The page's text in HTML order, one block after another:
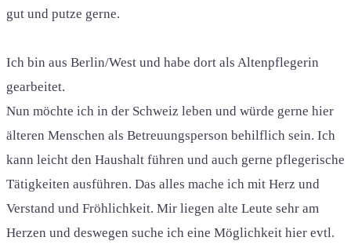
gut und putze gerne.
Ich bin aus Berlin/West und habe dort als Altenpflegerin
gearbeitet.
Nun möchte ich in der Schweiz leben und würde gerne hier
älteren Menschen als Betreuungsperson behilflich sein. Ich
kann leicht den Haushalt führen und auch gerne pflegerische
Tätigkeiten ausführen. Das alles mache ich mit Herz und
Verstand und Fröhlichkeit. Mir liegen alte Leute sehr am
Herzen und deswegen suche ich eine Möglichkeit hier evtl.